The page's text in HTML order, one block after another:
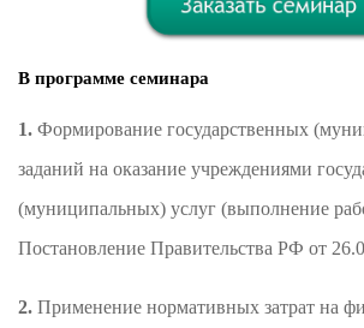
В программе семинара
1. Формирование государственных
заданий на оказание учреждениями
(муниципальных) услуг (выполнение
Постановление Правительства РФ от
2. Применение нормативных затрат на